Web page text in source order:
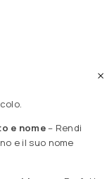
.
e nome– Rendi
e il suo nome